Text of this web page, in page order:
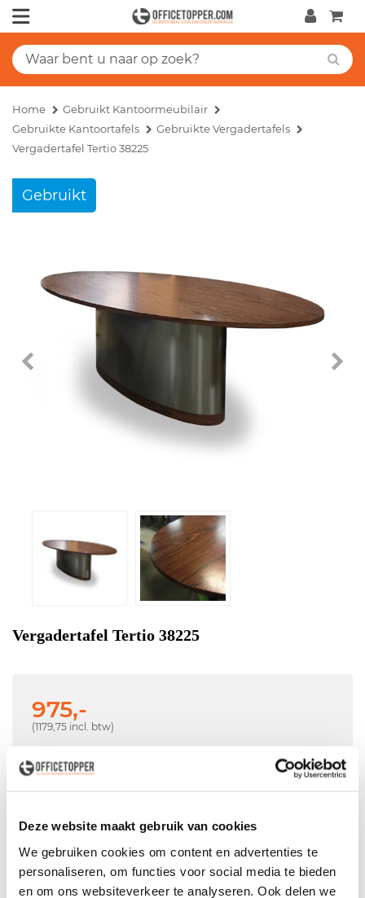
Deze website maakt gebruik van cookies
We gebruiken cookies om content en advertenties te
personaliseren, om functies voor social media te bieden
en om ons websiteverkeer te analyseren. Ook delen we
Home
Gebruikt Kantoormeubilair
Gebruikte Kantoortafels
Gebruikte Vergadertafels
Vergadertafel Tertio 38225
Gebruikt
Vergadertafel Tertio 38225
975,-
(1179,75 incl. btw)
Niet leverbaar